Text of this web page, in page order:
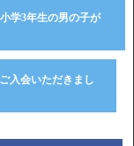
学3年生の男の子が
入会いただきまし